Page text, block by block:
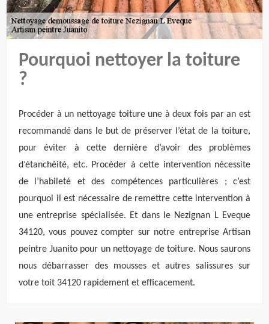
Pourquoi nettoyer la toiture
?
Procéder à un nettoyage toiture une à deux fois par an est
recommandé dans le but de préserver l’état de la toiture,
pour éviter à cette dernière d’avoir des problèmes
d’étanchéité, etc. Procéder à cette intervention nécessite
de l’habileté et des compétences particulières ; c’est
pourquoi il est nécessaire de remettre cette intervention à
une entreprise spécialisée. Et dans le Nezignan L Eveque
34120, vous pouvez compter sur notre entreprise Artisan
peintre Juanito pour un nettoyage de toiture. Nous saurons
nous débarrasser des mousses et autres salissures sur
votre toit 34120 rapidement et efficacement.